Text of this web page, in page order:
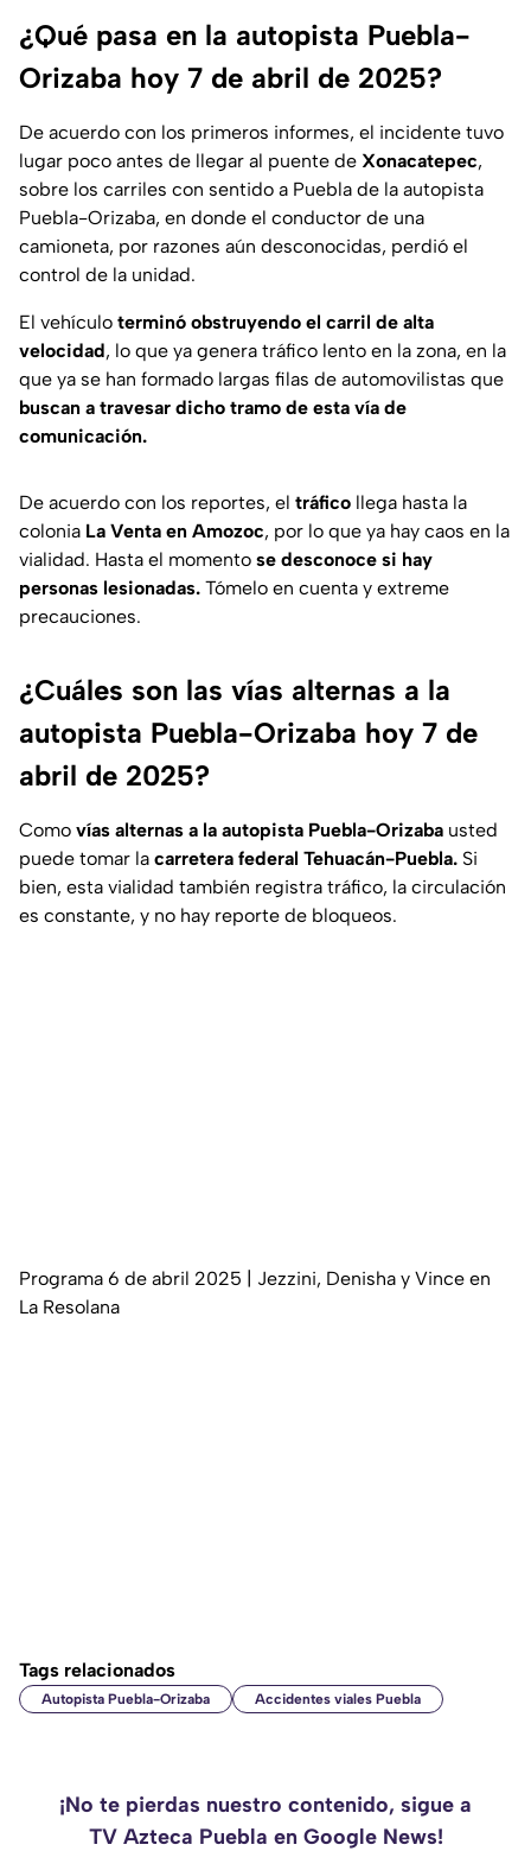
¿Qué pasa en la autopista Puebla-
Orizaba hoy 7 de abril de 2025?
De acuerdo con los primeros informes, el incidente tuvo
lugar poco antes de llegar al puente de Xonacatepec,
sobre los carriles con sentido a Puebla de la autopista
Puebla-Orizaba, en donde el conductor de una
camioneta, por razones aún desconocidas, perdió el
control de la unidad.
El vehículo terminó obstruyendo el carril de alta
velocidad, lo que ya genera tráfico lento en la zona, en la
que ya se han formado largas filas de automovilistas que
buscan a travesar dicho tramo de esta vía de
comunicación.
De acuerdo con los reportes, el tráfico llega hasta la
colonia La Venta en Amozoc, por lo que ya hay caos en la
vialidad. Hasta el momento se desconoce si hay
personas lesionadas. Tómelo en cuenta y extreme
precauciones.
¿Cuáles son las vías alternas a la
autopista Puebla-Orizaba hoy 7 de
abril de 2025?
Como vías alternas a la autopista Puebla-Orizaba usted
puede tomar la carretera federal Tehuacán-Puebla. Si
bien, esta vialidad también registra tráfico, la circulación
es constante, y no hay reporte de bloqueos.
Programa 6 de abril 2025 | Jezzini, Denisha y Vince en
La Resolana
Tags relacionados
Autopista Puebla-Orizaba Accidentes viales Puebla
¡No te pierdas nuestro contenido, sigue a
TV Azteca Puebla en Google News!